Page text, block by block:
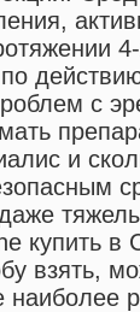
с
и
купить в
взять,